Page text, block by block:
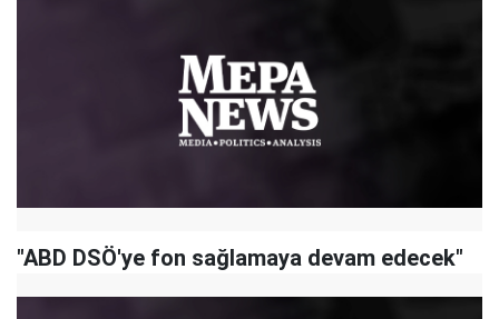
"ABD DSÖ'ye fon sağlamaya devam edecek"